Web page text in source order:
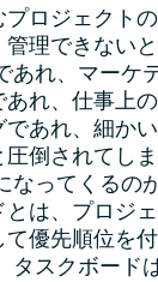
ロジェクト
管理できない
あれ、マーケ
れ、仕事上
であれ、細か
倒されてし
なってくるの
は、プロジ
て優先順位を
タスクボード